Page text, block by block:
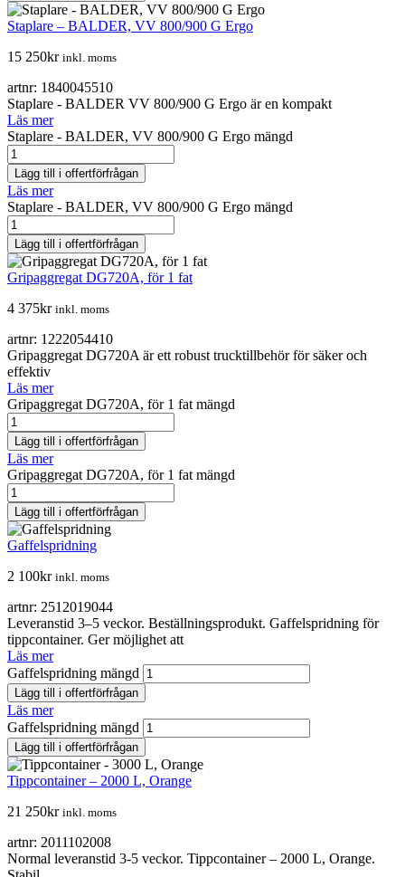
Staplare – BALDER, VV 800/900 G Ergo
15 250kr inkl. moms
artnr: 1840045510
Staplare - BALDER VV 800/900 G Ergo är en kompakt
Läs mer
Staplare - BALDER, VV 800/900 G Ergo mängd
Lägg till i offertförfrågan
Läs mer
Staplare - BALDER, VV 800/900 G Ergo mängd
Lägg till i offertförfrågan
Gripaggregat DG720A, för 1 fat
4 375kr inkl. moms
artnr: 1222054410
Gripaggregat DG720A är ett robust trucktillbehör för säker och
effektiv
Läs mer
Gripaggregat DG720A, för 1 fat mängd
Lägg till i offertförfrågan
Läs mer
Gripaggregat DG720A, för 1 fat mängd
Lägg till i offertförfrågan
Gaffelspridning
2 100kr inkl. moms
artnr: 2512019044
Leveranstid 3–5 veckor. Beställningsprodukt. Gaffelspridning för
tippcontainer. Ger möjlighet att
Läs mer
Gaffelspridning mängd
Lägg till i offertförfrågan
Läs mer
Gaffelspridning mängd
Lägg till i offertförfrågan
Tippcontainer – 2000 L, Orange
21 250kr inkl. moms
artnr: 2011102008
Normal leveranstid 3-5 veckor. Tippcontainer – 2000 L, Orange.